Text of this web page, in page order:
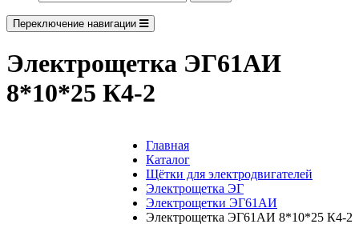
Переключение навигации
Электрощетка ЭГ61АИ
8*10*25 К4-2
Главная
Каталог
Щётки для электродвигателей
Электрощетка ЭГ
Электрощетки ЭГ61АИ
Электрощетка ЭГ61АИ 8*10*25 К4-2